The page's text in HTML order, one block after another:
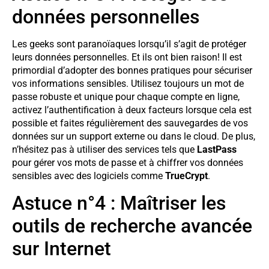
données personnelles
Les geeks sont paranoïaques lorsqu’il s’agit de protéger
leurs données personnelles. Et ils ont bien raison! Il est
primordial d’adopter des bonnes pratiques pour sécuriser
vos informations sensibles. Utilisez toujours un mot de
passe robuste et unique pour chaque compte en ligne,
activez l’authentification à deux facteurs lorsque cela est
possible et faites régulièrement des sauvegardes de vos
données sur un support externe ou dans le cloud. De plus,
n’hésitez pas à utiliser des services tels que LastPass
pour gérer vos mots de passe et à chiffrer vos données
sensibles avec des logiciels comme TrueCrypt.
Astuce n°4 : Maîtriser les
outils de recherche avancée
sur Internet